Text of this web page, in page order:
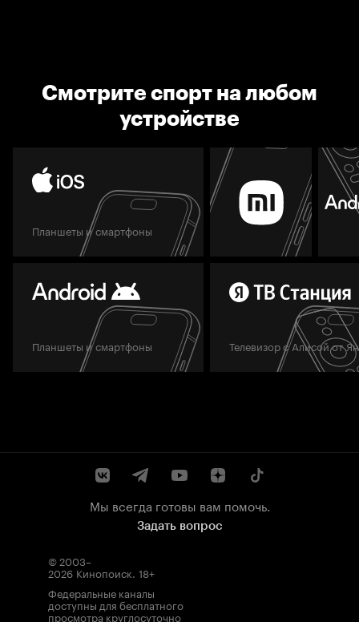
Смотрите спорт на любом
устройстве
Планшеты и смартфоны
Планшеты и смартфоны Телевизор с Алисой от
Мы всегда готовы вам помочь.
Задать вопрос
© 2003–
2026 Кинопоиск. 18+
Федеральные каналы
доступны для бесплатного
просмотра круглосуточно